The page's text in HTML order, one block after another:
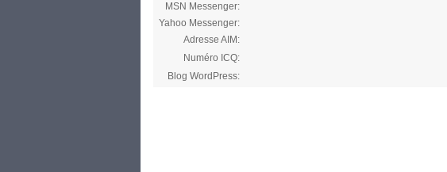
MSN Messenger:
Yahoo Messenger:
Adresse AIM:
Numéro ICQ:
Blog WordPress: